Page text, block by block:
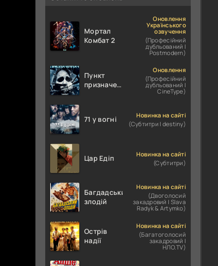
Мортал
Комбат 2
Оновлення
Українського
озвучення
(Професійний
дубльований |
Postmodern)
Пункт
призначення
Оновлення
(Професійний
дубльований |
CineType)
71 у вогні
Новинка на сайті
(Субтитри | destiny)
Цар Едіп
Новинка на сайті
(Субтитри)
Багдадський
злодій
Новинка на сайті
(Двоголосий
закадровий | Slava
Radyk & Artymko)
Острів
надії
Новинка на сайті
(Багатоголосий
закадровий |
НЛО.TV)